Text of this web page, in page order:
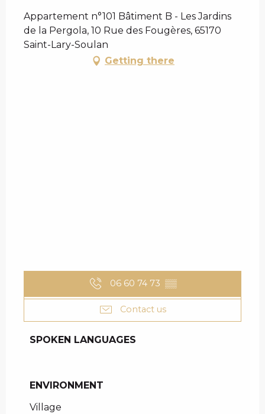
Appartement n°101 Bâtiment B - Les Jardins
de la Pergola, 10 Rue des Fougères, 65170
Saint-Lary-Soulan
Getting there
06 60 74 73 ▒▒
Contact us
SPOKEN LANGUAGES
SPOKEN LANGUAGES
ENVIRONMENT
ENVIRONMENT
Village